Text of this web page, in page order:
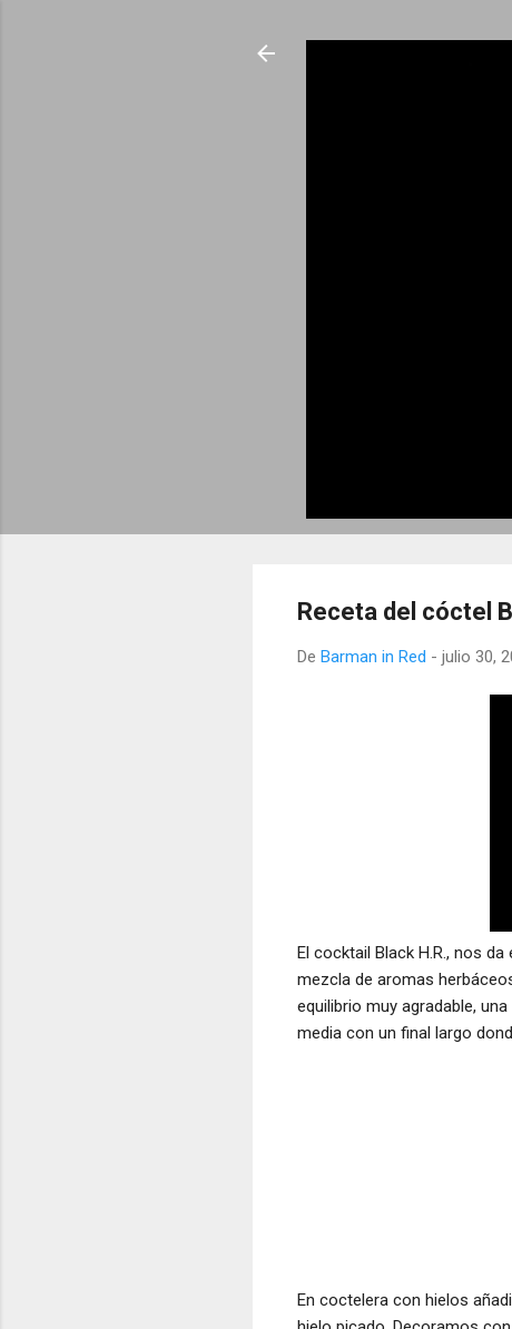
Receta del cóctel
De Barman in Red - julio 30,
El cocktail Black H.R., nos
mezcla de aromas
equilibrio muy agradable,
media con un final largo
En coctelera con hielos